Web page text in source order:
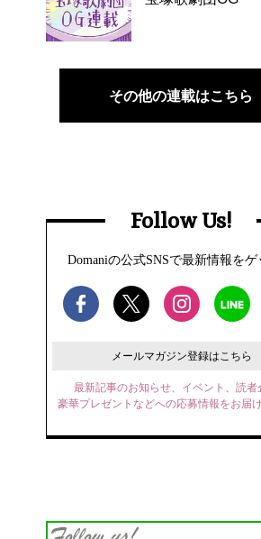
その他の連載はこちら
Follow Us!
Domaniの公式SNSで最新情報をゲ
メールマガジン登録はこちら
最新記事のお知らせ、イベント、読者
豪華プレゼントなどへの応募情報をお届け